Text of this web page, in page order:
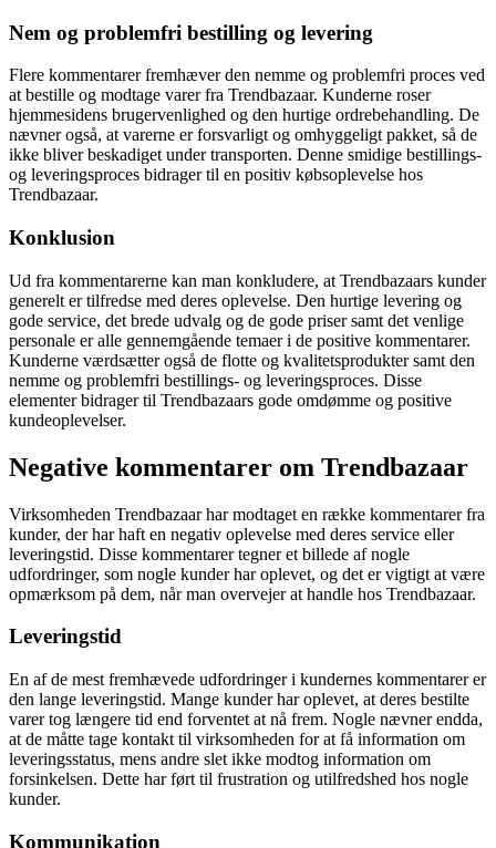
Nem og problemfri bestilling og levering
Flere kommentarer fremhæver den nemme og problemfri proces ved
at bestille og modtage varer fra Trendbazaar. Kunderne roser
hjemmesidens brugervenlighed og den hurtige ordrebehandling. De
nævner også, at varerne er forsvarligt og omhyggeligt pakket, så de
ikke bliver beskadiget under transporten. Denne smidige bestillings-
og leveringsproces bidrager til en positiv købsoplevelse hos
Trendbazaar.
Konklusion
Ud fra kommentarerne kan man konkludere, at Trendbazaars kunder
generelt er tilfredse med deres oplevelse. Den hurtige levering og
gode service, det brede udvalg og de gode priser samt det venlige
personale er alle gennemgående temaer i de positive kommentarer.
Kunderne værdsætter også de flotte og kvalitetsprodukter samt den
nemme og problemfri bestillings- og leveringsproces. Disse
elementer bidrager til Trendbazaars gode omdømme og positive
kundeoplevelser.
Negative kommentarer om Trendbazaar
Virksomheden Trendbazaar har modtaget en række kommentarer fra
kunder, der har haft en negativ oplevelse med deres service eller
leveringstid. Disse kommentarer tegner et billede af nogle
udfordringer, som nogle kunder har oplevet, og det er vigtigt at være
opmærksom på dem, når man overvejer at handle hos Trendbazaar.
Leveringstid
En af de mest fremhævede udfordringer i kundernes kommentarer er
den lange leveringstid. Mange kunder har oplevet, at deres bestilte
varer tog længere tid end forventet at nå frem. Nogle nævner endda,
at de måtte tage kontakt til virksomheden for at få information om
leveringsstatus, mens andre slet ikke modtog information om
forsinkelsen. Dette har ført til frustration og utilfredshed hos nogle
kunder.
Kommunikation